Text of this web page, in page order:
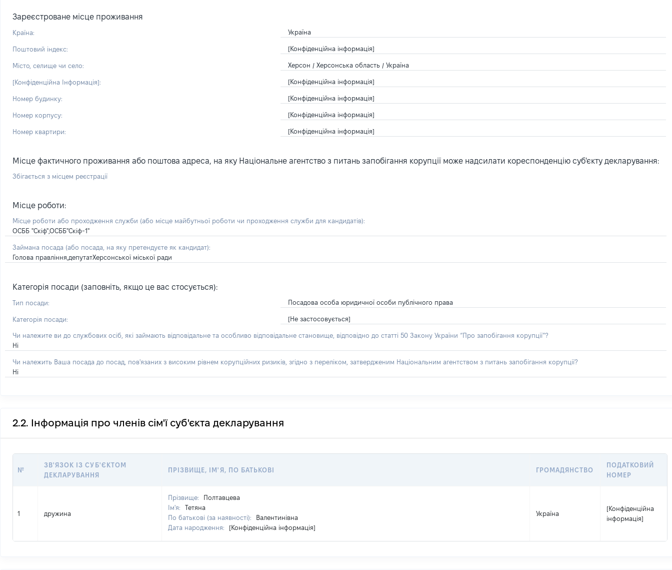
Зареєстроване місце проживання
Країна: Україна
Поштовий індекс: [Конфіденційна інформація]
Місто, селище чи село: Херсон / Херсонська область / Україна
[Конфіденційна Інформація]: [Конфіденційна інформація]
Номер будинку: [Конфіденційна інформація]
Номер корпусу: [Конфіденційна інформація]
Номер квартири: [Конфіденційна інформація]
Місце фактичного проживання або поштова адреса, на яку Національне агентство з питань запобігання корупції може надсилати кореспонденцію суб'єкту декларування:
Збігається з місцем реєстрації
Місце роботи:
Місце роботи або проходження служби (або місце майбутньої роботи чи проходження служби для кандидатів):
ОСББ "Скіф",ОСББ"Скіф-1"
Займана посада (або посада, на яку претендуєте як кандидат):
Голова правління,депутатХерсонської міської ради
Категорія посади (заповніть, якщо це вас стосується):
Тип посади: Посадова особа юридичної особи публічного права
Категорія посади: [Не застосовується]
Чи належите ви до службових осіб, які займають відповідальне та особливо відповідальне становище, відповідно до статті 50 Закону України “Про запобігання корупції”?
Ні
Чи належить Ваша посада до посад, пов'язаних з високим рівнем корупційних ризиків, згідно з переліком, затвердженим Національним агентством з питань запобігання корупції?
Ні
2.2. Інформація про членів сім'ї суб'єкта декларування
№
ЗВ'ЯЗОК ІЗ СУБ'ЄКТОМ
ДЕКЛАРУВАННЯ
ПРІЗВИЩЕ, ІМ'Я, ПО БАТЬКОВІ ГРОМАДЯНСТВО
ПОДАТКОВИЙ
НОМЕР
1 дружина
Прізвище:
Полтавцева
Ім'я:
Тетяна
По батькові (за наявності):
Валентинівна
Дата народження:
[Конфіденційна інформація]
Україна
[Конфіденційна
інформація]